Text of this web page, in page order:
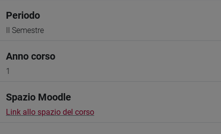
Periodo
II Semestre
Anno corso
1
Spazio Moodle
Link allo spazio del corso